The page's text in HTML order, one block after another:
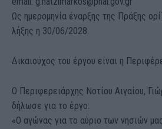
Ως ημερομηνία έναρξης της Πράξης
λήξης η 30/06/2028.
Δικαιούχος του έργου είναι η
Ο Περιφερειάρχης Νοτίου Αιγαίου,
δήλωσε για το έργο:
«Ο αγώνας για το αύριο των νησιών